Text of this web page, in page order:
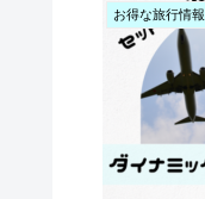
お得な旅行情報